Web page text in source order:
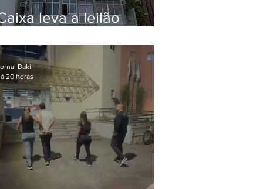
leva a leilão
em Botafogo
Daki
20 horas